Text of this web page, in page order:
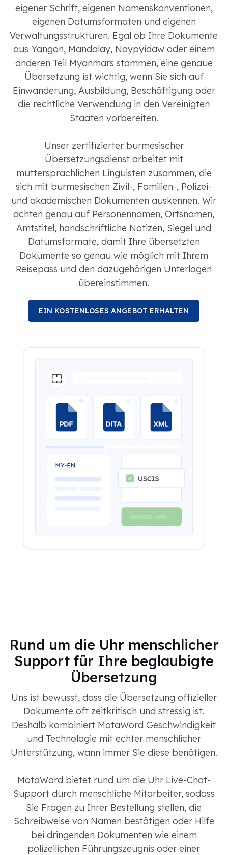
eigener Schrift, eigenen Namenskonventionen,
eigenen Datumsformaten und eigenen
Verwaltungsstrukturen. Egal ob Ihre Dokumente
aus Yangon, Mandalay, Naypyidaw oder einem
anderen Teil Myanmars stammen, eine genaue
Übersetzung ist wichtig, wenn Sie sich auf
Einwanderung, Ausbildung, Beschäftigung oder
die rechtliche Verwendung in den Vereinigten
Staaten vorbereiten.
Unser zertifizierter burmesischer
Übersetzungsdienst arbeitet mit
muttersprachlichen Linguisten zusammen, die
sich mit burmesischen Zivil-, Familien-, Polizei-
und akademischen Dokumenten auskennen. Wir
achten genau auf Personennamen, Ortsnamen,
Amtstitel, handschriftliche Notizen, Siegel und
Datumsformate, damit Ihre übersetzten
Dokumente so genau wie möglich mit Ihrem
Reisepass und den dazugehörigen Unterlagen
übereinstimmen.
EIN KOSTENLOSES ANGEBOT ERHALTEN
Rund um die Uhr menschlicher
Support für Ihre beglaubigte
Übersetzung
Uns ist bewusst, dass die Übersetzung offizieller
Dokumente oft zeitkritisch und stressig ist.
Deshalb kombiniert MotaWord Geschwindigkeit
und Technologie mit echter menschlicher
Unterstützung, wann immer Sie diese benötigen.
MotaWord bietet rund um die Uhr Live-Chat-
Support durch menschliche Mitarbeiter, sodass
Sie Fragen zu Ihrer Bestellung stellen, die
Schreibweise von Namen bestätigen oder Hilfe
bei dringenden Dokumenten wie einem
polizeilichen Führungszeugnis oder einer